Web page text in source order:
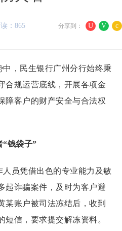
U V c
分享到：
：865
，民生银行广州分行始终秉
合规运营底线，开展各项金
障客户的财产安全与合法权
“钱袋子”
员凭借出色的专业能力及敏
起诈骗案件，及时为客户避
某账户被司法冻结后，收到
信，要求提交解冻资料。